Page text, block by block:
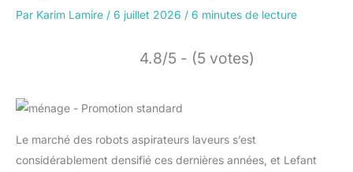
Par Karim Lamire / 6 juillet 2026 / 6 minutes de lecture
4.8/5 - (5 votes)
Le marché des robots aspirateurs laveurs s’est
considérablement densifié ces dernières années, et Lefant